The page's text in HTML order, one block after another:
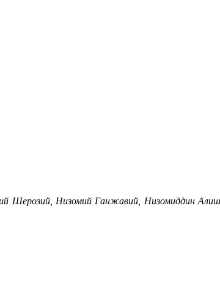
Шерозий, Низомий Ганжавий, Низомиддин